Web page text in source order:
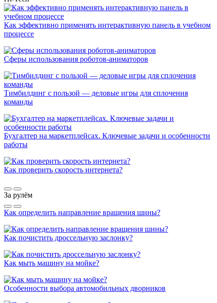
Как эффективно применять интерактивную панель в учебном
процессе
Сферы использования роботов-аниматоров
Тимбилдинг с пользой — деловые игры для сплочения
команды
Бухгалтер на маркетплейсах. Ключевые задачи и особенности
работы
Как проверить скорость интернета?
За рулём
Как определить направление вращения шины?
Как почистить дроссельную заслонку?
Как мыть машину на мойке?
Особенности выбора автомобильных дворников